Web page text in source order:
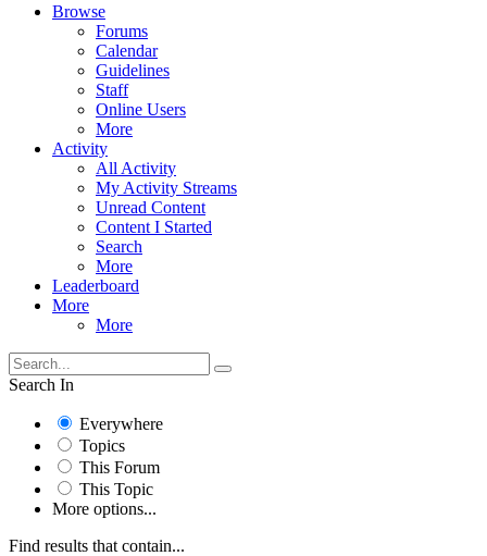
Browse
Forums
Calendar
Guidelines
Staff
Online Users
More
Activity
All Activity
My Activity Streams
Unread Content
Content I Started
Search
More
Leaderboard
More
More
Search In
Everywhere
Topics
This Forum
This Topic
More options...
Find results that contain...